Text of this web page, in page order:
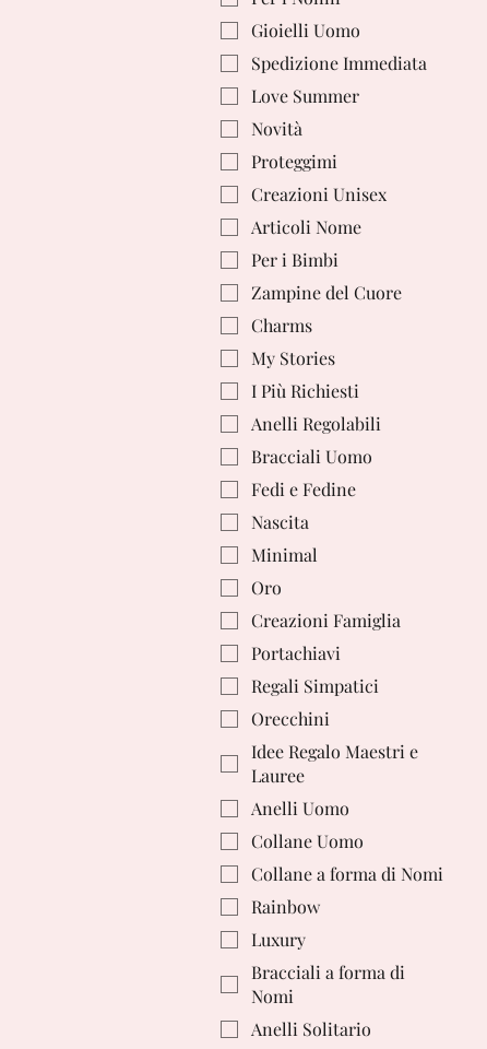
Gioielli Uomo
Spedizione Immediata
Love Summer
Novità
Proteggimi
Creazioni Unisex
Articoli Nome
Per i Bimbi
Zampine del Cuore
Charms
My Stories
I Più Richiesti
Anelli Regolabili
Bracciali Uomo
Fedi e Fedine
Nascita
Minimal
Oro
Creazioni Famiglia
Portachiavi
Regali Simpatici
Orecchini
Idee Regalo Maestri e
Lauree
Anelli Uomo
Collane Uomo
Collane a forma di Nomi
Rainbow
Luxury
Bracciali a forma di
Nomi
Anelli Solitario